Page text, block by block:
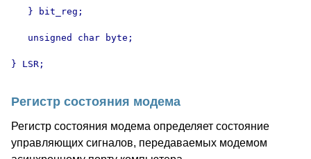
   } bit_reg;
   unsigned char byte;
Регистр состояния модема
Регистр состояния модема определяет состояние
управляющих сигналов, передаваемых модемом